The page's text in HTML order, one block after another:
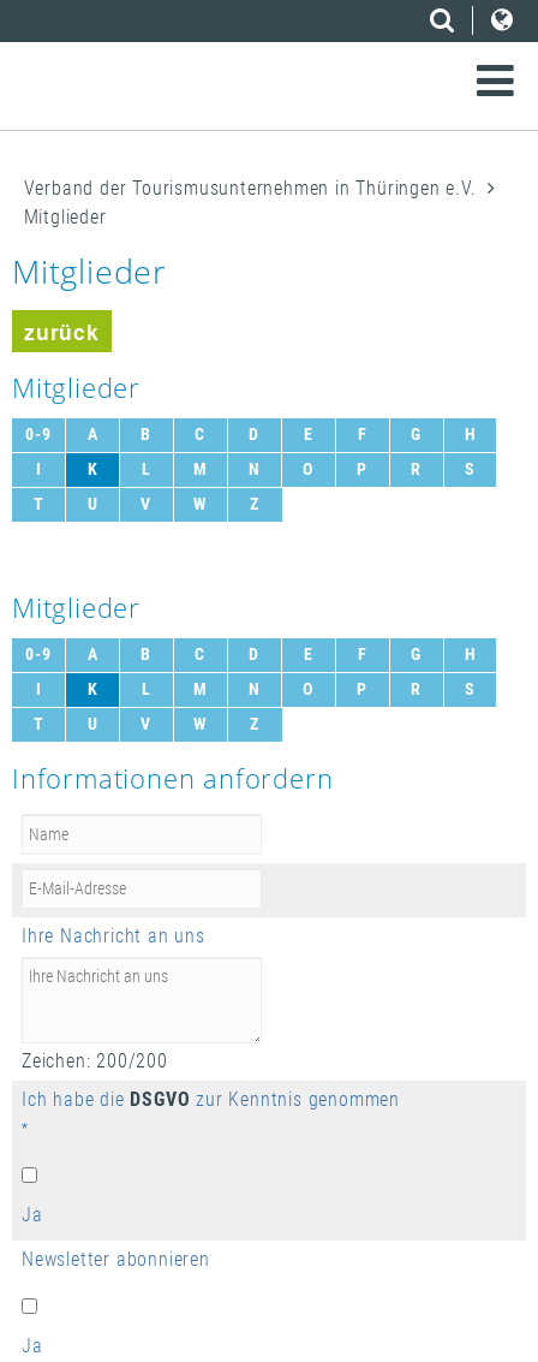
Verband der Tourismusunternehmen in Thüringen e.V.
Mitglieder
Mitglieder
zurück
Mitglieder
0-9 A B C D E F G
H
I
K L M N O P R
S
T
U V W Z
Mitglieder
0-9 A B C D E F G
H
I
K L M N O P R
S
T
U V W Z
Informationen anfordern
Ihre Nachricht an uns
Zeichen: 200/200
Ich habe die DSGVO zur Kenntnis genommen
*
Ja
Newsletter abonnieren
Ja